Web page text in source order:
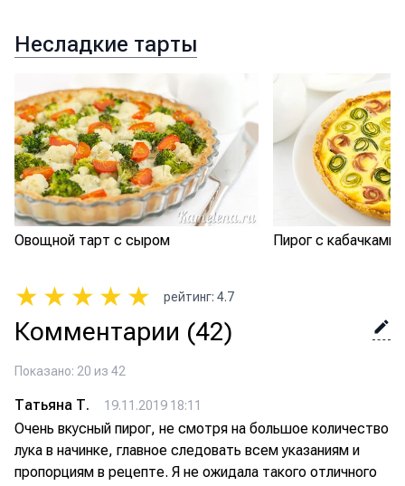
Несладкие тарты
Овощной тарт с сыром Пирог с кабачками
★ ★ ★ ★ ★ рейтинг: 4.7
Комментарии (42)
Показано: 20 из 42
Татьяна Т. 19.11.2019 18:11
Очень вкусный пирог, не смотря на большое количество
лука в начинке, главное следовать всем указаниям и
пропорциям в рецепте. Я не ожидала такого отличного